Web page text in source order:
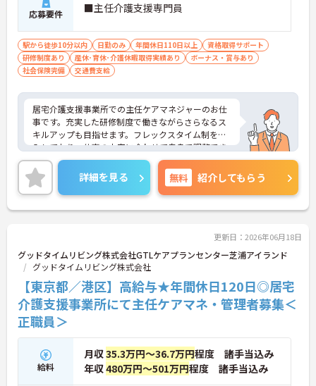
応募要件 ■主任介護支援専門員
駅から徒歩10分以内 日勤のみ 年間休日110日以上
資格取得サポート
研修制度あり
産休･育休･介護休暇取得実績あり
ボーナス・賞与あり
社会保険完備
交通費支給
居宅介護支援事業所での主任ケアマネジャーのお仕
事です。充実した研修制度で働きながらさらなるス
キルアップも目指せます。フレックスタイム制を導
入しており、仕事の内容に合わせて自身で調整でき
無理なく勤務いただけます。ご興味のある方には、
面接対策ポイントなど、さらに詳細をお話しいたし
ますのでお気軽にご相談ください！
詳細を見る 無料 紹介してもらう
更新日：2026年06月18日
グッドタイムリビング株式会社GTLケアプランセンター芝浦アイランド
グッドタイムリビング株式会社
【東京都／港区】高給与★年間休日120日◎居宅
介護支援事業所にて主任ケアマネ・管理者募集＜
正職員＞
給料
月収35.3万円～36.7万円程度 諸手当込み
年収480万円～501万円程度 諸手当込み